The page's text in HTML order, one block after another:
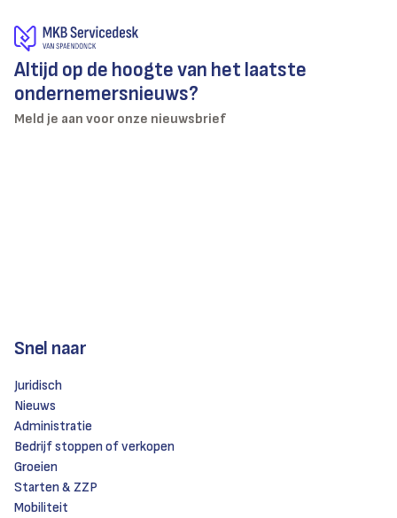
Altijd op de hoogte van het laatste
ondernemersnieuws?
Meld je aan voor onze nieuwsbrief
Snel naar
Juridisch
Nieuws
Administratie
Bedrijf stoppen of verkopen
Groeien
Starten & ZZP
Mobiliteit